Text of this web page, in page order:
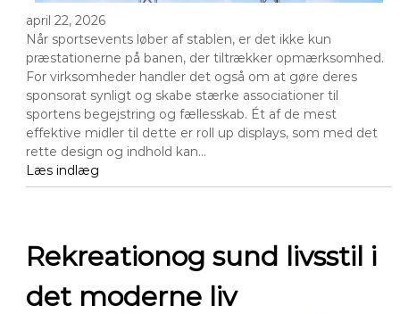
april 22, 2026
Når sportsevents løber af stablen, er det ikke kun
præstationerne på banen, der tiltrækker opmærksomhed.
For virksomheder handler det også om at gøre deres
sponsorat synligt og skabe stærke associationer til
sportens begejstring og fællesskab. Ét af de mest
effektive midler til dette er roll up displays, som med det
rette design og indhold kan…
Læs indlæg
Rekreationog sund livsstil i
det moderne liv